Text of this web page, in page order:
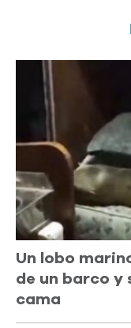
Un lobo
de un barco y
cama